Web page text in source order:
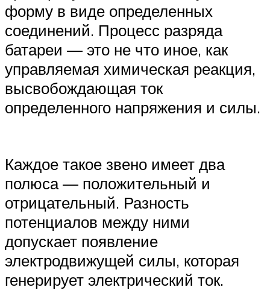
форму в виде определенных
соединений. Процесс разряда
батареи — это не что иное, как
управляемая химическая реакция,
высвобождающая ток
определенного напряжения и силы.
Каждое такое звено имеет два
полюса — положительный и
отрицательный. Разность
потенциалов между ними
допускает появление
электродвижущей силы, которая
генерирует электрический ток.